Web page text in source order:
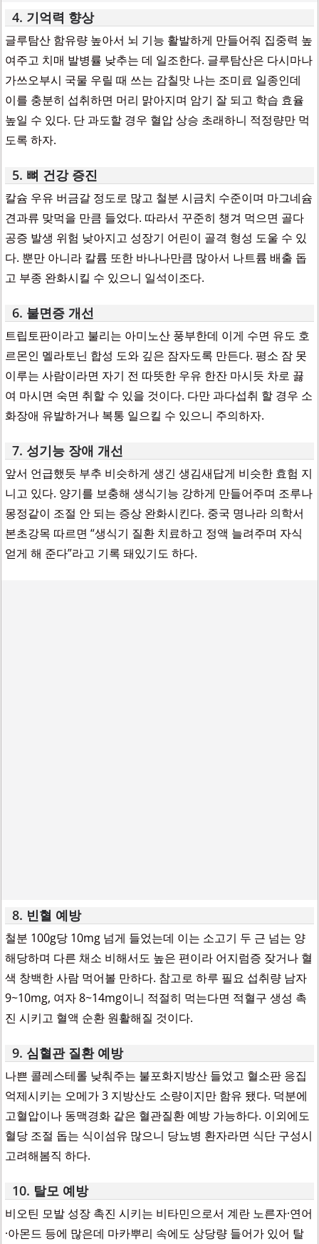
4. 기억력 향상
글루탐산 함유량 높아서 뇌 기능 활발하게 만들어줘 집중력 높
여주고 치매 발병률 낮추는 데 일조한다. 글루탐산은 다시마나
가쓰오부시 국물 우릴 때 쓰는 감칠맛 나는 조미료 일종인데
이를 충분히 섭취하면 머리 맑아지며 암기 잘 되고 학습 효율
높일 수 있다. 단 과도할 경우 혈압 상승 초래하니 적정량만 먹
도록 하자.
5. 뼈 건강 증진
칼슘 우유 버금갈 정도로 많고 철분 시금치 수준이며 마그네슘
견과류 맞먹을 만큼 들었다. 따라서 꾸준히 챙겨 먹으면 골다
공증 발생 위험 낮아지고 성장기 어린이 골격 형성 도울 수 있
다. 뿐만 아니라 칼륨 또한 바나나만큼 많아서 나트륨 배출 돕
고 부종 완화시킬 수 있으니 일석이조다.
6. 불면증 개선
트립토판이라고 불리는 아미노산 풍부한데 이게 수면 유도 호
르몬인 멜라토닌 합성 도와 깊은 잠자도록 만든다. 평소 잠 못
이루는 사람이라면 자기 전 따뜻한 우유 한잔 마시듯 차로 끓
여 마시면 숙면 취할 수 있을 것이다. 다만 과다섭취 할 경우 소
화장애 유발하거나 복통 일으킬 수 있으니 주의하자.
7. 성기능 장애 개선
앞서 언급했듯 부추 비슷하게 생긴 생김새답게 비슷한 효험 지
니고 있다. 양기를 보충해 생식기능 강하게 만들어주며 조루나
몽정같이 조절 안 되는 증상 완화시킨다. 중국 명나라 의학서
본초강목 따르면 “생식기 질환 치료하고 정액 늘려주며 자식
얻게 해 준다”라고 기록 돼있기도 하다.
8. 빈혈 예방
철분 100g당 10mg 넘게 들었는데 이는 소고기 두 근 넘는 양
해당하며 다른 채소 비해서도 높은 편이라 어지럼증 잦거나 혈
색 창백한 사람 먹어볼 만하다. 참고로 하루 필요 섭취량 남자
9~10mg, 여자 8~14mg이니 적절히 먹는다면 적혈구 생성 촉
진 시키고 혈액 순환 원활해질 것이다.
9. 심혈관 질환 예방
나쁜 콜레스테롤 낮춰주는 불포화지방산 들었고 혈소판 응집
억제시키는 오메가 3 지방산도 소량이지만 함유 됐다. 덕분에
고혈압이나 동맥경화 같은 혈관질환 예방 가능하다. 이외에도
혈당 조절 돕는 식이섬유 많으니 당뇨병 환자라면 식단 구성시
고려해봄직 하다.
10. 탈모 예방
비오틴 모발 성장 촉진 시키는 비타민으로서 계란 노른자·연어
·아몬드 등에 많은데 마카뿌리 속에도 상당량 들어가 있어 탈